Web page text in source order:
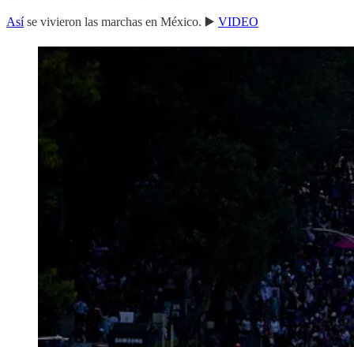
Asíse vivieron las marchas en México. ▶️ VIDEO